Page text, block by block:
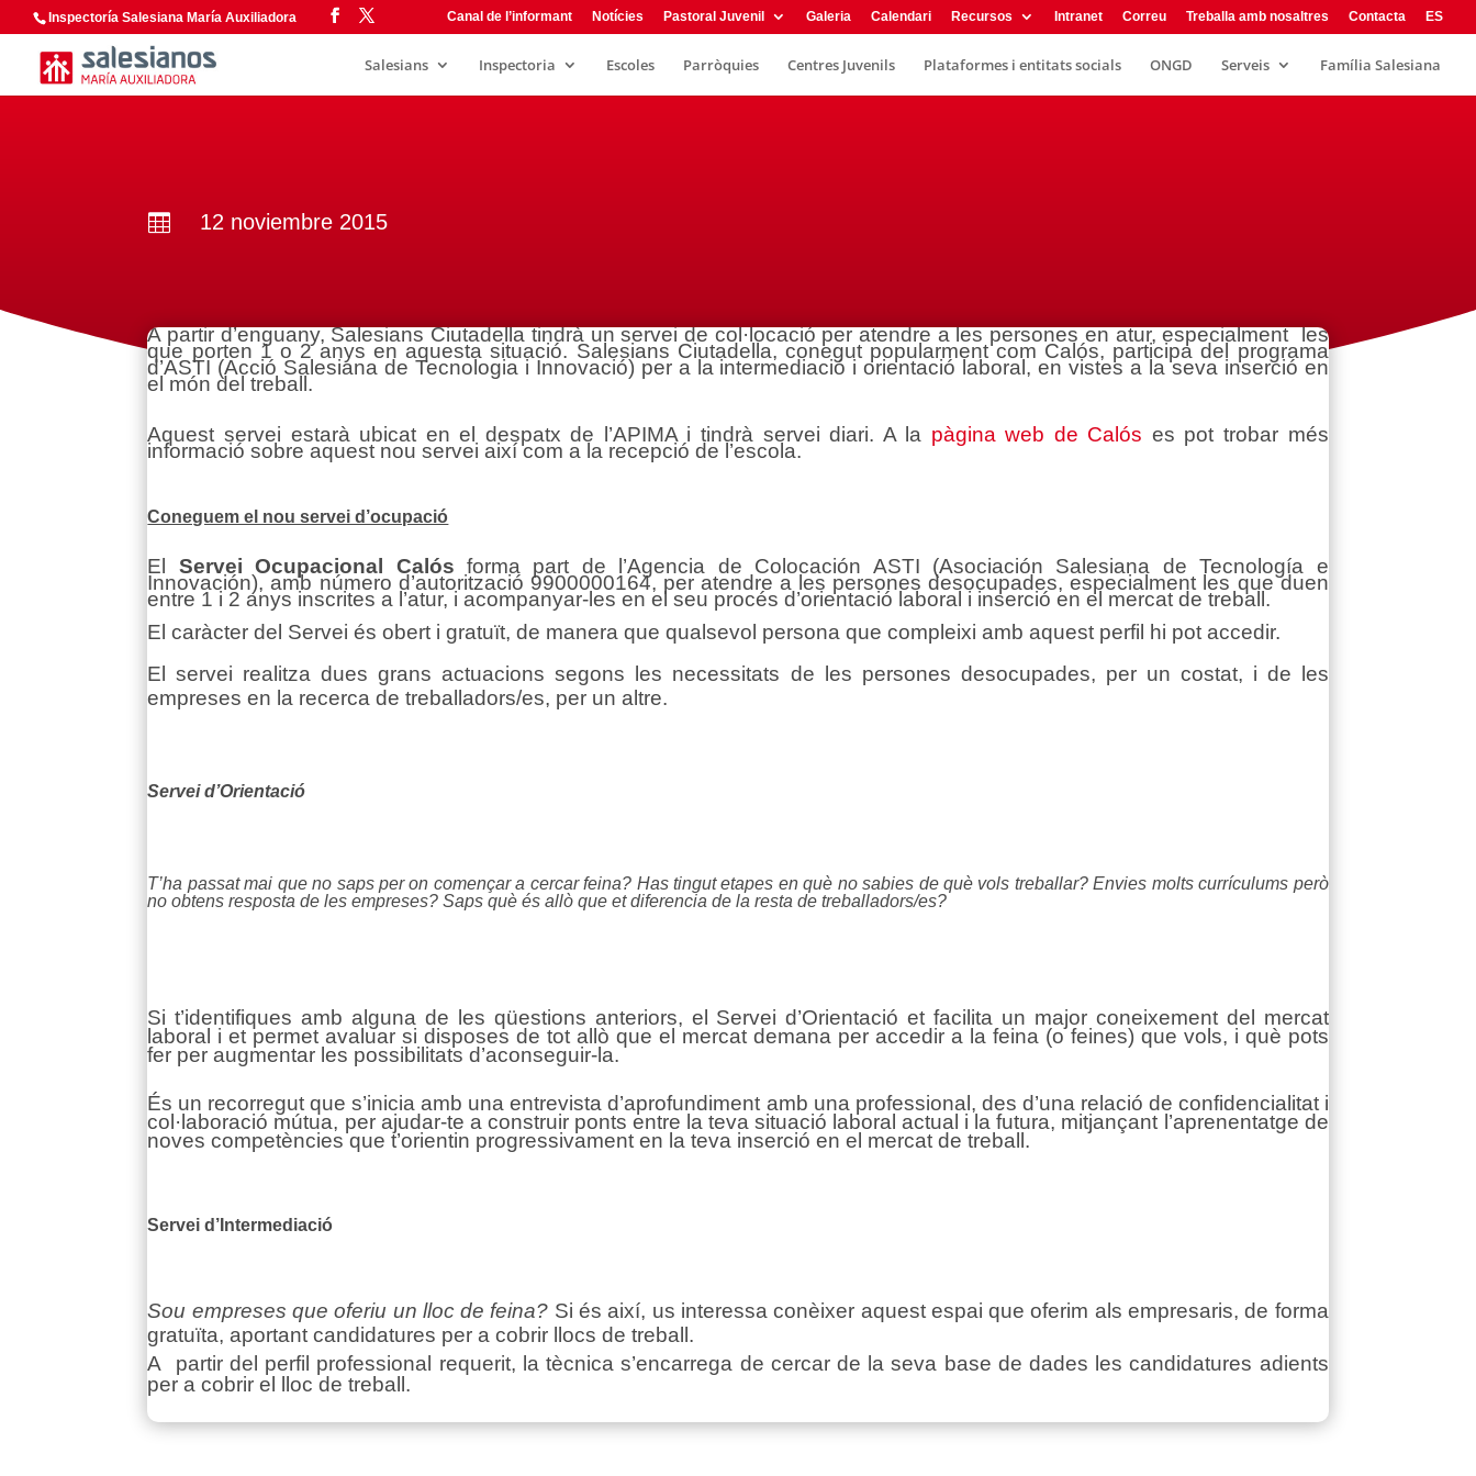
Inspectoría Salesiana María Auxiliadora Canal de l’informant Notícies Pastoral Juvenil Galeria Calendari Recursos Intranet Correu Treballa amb nosaltres Contacta ES
Salesians Inspectoria Escoles Parròquies Centres Juvenils Plataformes i entitats socials ONGD Serveis Família Salesiana
 12 noviembre 2015
A partir d’enguany, Salesians Ciutadella tindrà un servei de col·locació per atendre a les persones en atur, especialment les
que porten 1 o 2 anys en aquesta situació. Salesians Ciutadella, conegut popularment com Calós, participa del programa
d’ASTI (Acció Salesiana de Tecnologia i Innovació) per a la intermediació i orientació laboral, en vistes a la seva inserció en
el món del treball.
Aquest servei estarà ubicat en el despatx de l’APIMA i tindrà servei diari. A la pàgina web de Calós es pot trobar més
informació sobre aquest nou servei així com a la recepció de l’escola.
Coneguem el nou servei d’ocupació
El Servei Ocupacional Calós forma part de l’Agencia de Colocación ASTI (Asociación Salesiana de Tecnología e
Innovación), amb número d’autorització 9900000164, per atendre a les persones desocupades, especialment les que duen
entre 1 i 2 anys inscrites a l’atur, i acompanyar-les en el seu procés d’orientació laboral i inserció en el mercat de treball.
El caràcter del Servei és obert i gratuït, de manera que qualsevol persona que compleixi amb aquest perfil hi pot accedir.
El servei realitza dues grans actuacions segons les necessitats de les persones desocupades, per un costat, i de les
empreses en la recerca de treballadors/es, per un altre.
Servei d’Orientació
T’ha passat mai que no saps per on començar a cercar feina? Has tingut etapes en què no sabies de què vols treballar? Envies molts currículums però
no obtens resposta de les empreses? Saps què és allò que et diferencia de la resta de treballadors/es?
Si t’identifiques amb alguna de les qüestions anteriors, el Servei d’Orientació et facilita un major coneixement del mercat
laboral i et permet avaluar si disposes de tot allò que el mercat demana per accedir a la feina (o feines) que vols, i què pots
fer per augmentar les possibilitats d’aconseguir-la.
És un recorregut que s’inicia amb una entrevista d’aprofundiment amb una professional, des d’una relació de confidencialitat i
col·laboració mútua, per ajudar-te a construir ponts entre la teva situació laboral actual i la futura, mitjançant l’aprenentatge de
noves competències que t’orientin progressivament en la teva inserció en el mercat de treball.
Servei d’Intermediació
Sou empreses que oferiu un lloc de feina? Si és així, us interessa conèixer aquest espai que oferim als empresaris, de forma
gratuïta, aportant candidatures per a cobrir llocs de treball.
A partir del perfil professional requerit, la tècnica s’encarrega de cercar de la seva base de dades les candidatures adients
per a cobrir el lloc de treball.